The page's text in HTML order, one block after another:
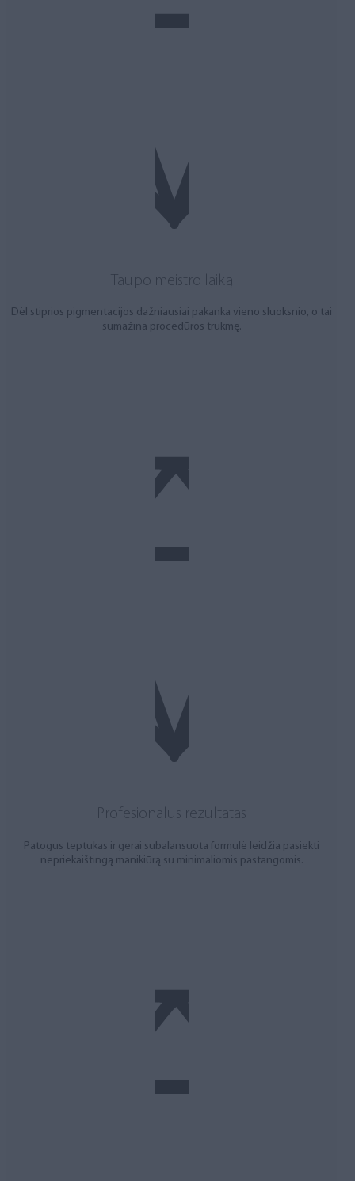
Taupo meistro laiką
Dėl stiprios pigmentacijos dažniausiai pakanka vieno sluoksnio, o tai
sumažina procedūros trukmę.
Profesionalus rezultatas
Patogus teptukas ir gerai subalansuota formulė leidžia pasiekti
nepriekaištingą manikiūrą su minimaliomis pastangomis.